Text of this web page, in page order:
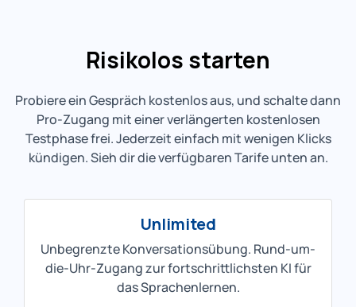
Risikolos starten
Probiere ein Gespräch kostenlos aus, und schalte dann
Pro-Zugang mit einer verlängerten kostenlosen
Testphase frei. Jederzeit einfach mit wenigen Klicks
kündigen. Sieh dir die verfügbaren Tarife unten an.
Unlimited
Unbegrenzte Konversationsübung. Rund-um-
die-Uhr-Zugang zur fortschrittlichsten KI für
das Sprachenlernen.